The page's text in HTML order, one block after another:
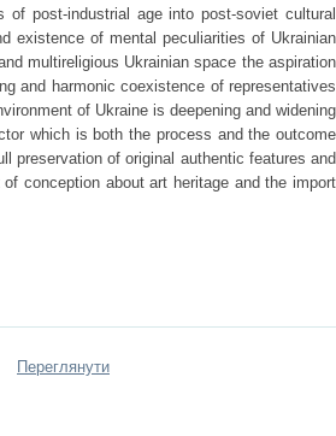
post-industrial age into post-soviet cultural
existence of mental peculiarities of Ukrainian
multireligious Ukrainian space the aspiration
and harmonic coexistence of representatives
of Ukraine is deepening and widening
which is both the process and the outcome
preservation of original authentic features and
conception about art heritage and the import
Переглянути